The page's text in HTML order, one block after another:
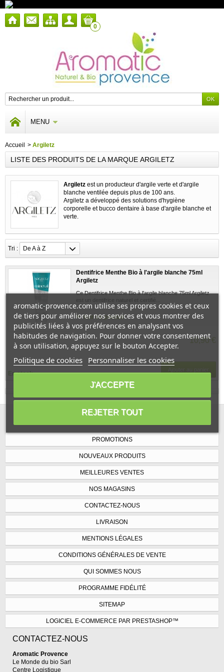
0
MENU
Accueil > Argiletz
LISTE DES PRODUITS DE LA MARQUE ARGILETZ
Argiletz est un producteur d'argile verte et d'argile
blanche ventilée depuis plus de 100 ans.
Argiletz a développé des solutions d'hygiène
corporelle et bucco dentaire à base d'argile blanche et
verte.
Tri : De A à Z
Dentifrice Menthe Bio à l'argile blanche 75ml
Argiletz
Ce Dentifrice Menthe Bio à l'argile blanche 75ml Argiletz
est un dentifrice naturel et certifié...
Voir ce produit
10,90 €
En stock
Ajouter au panier
PROMOTIONS
NOUVEAUX PRODUITS
MEILLEURES VENTES
NOS MAGASINS
CONTACTEZ-NOUS
LIVRAISON
MENTIONS LÉGALES
CONDITIONS GÉNÉRALES DE VENTE
QUI SOMMES NOUS
PROGRAMME FIDÉLITÉ
SITEMAP
LOGICIEL E-COMMERCE PAR PRESTASHOP™
CONTACTEZ-NOUS
Aromatic Provence
Le Monde du bio Sarl
Centre Logistique
aromatic-provence.com utilise ses propres cookies et ceux
de tiers pour améliorer nos services et vous montrer des
publicités liées à vos préférences en analysant vos
habitudes de navigation. Pour donner votre consentement
à son utilisation, appuyez sur le bouton Accepter.
Politique de cookies Personnaliser les cookies
REJETER TOUT
J'ACCEPTE